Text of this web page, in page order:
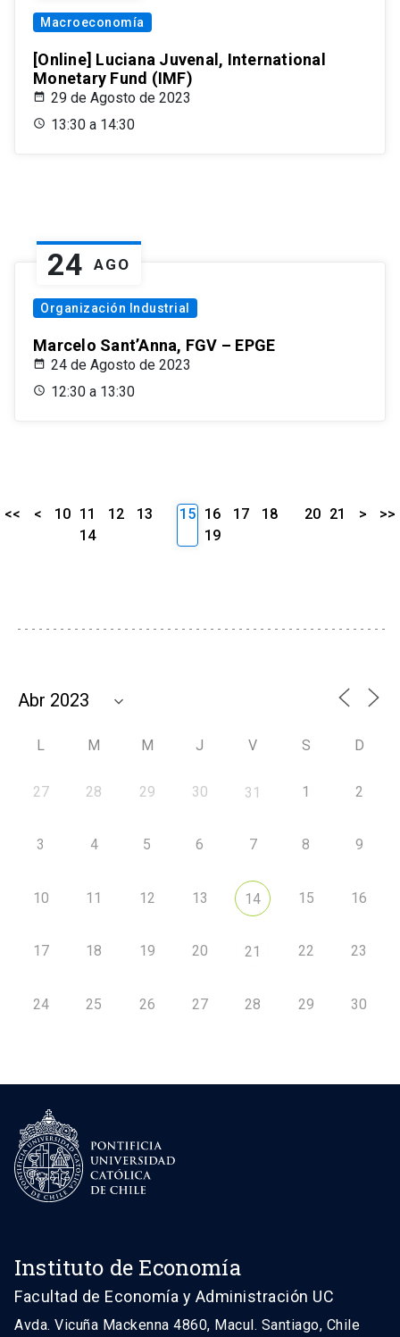
Macroeconomía
[Online] Luciana Juvenal, International
Monetary Fund (IMF)
29 de Agosto de 2023
13:30 a 14:30
24 AGO
Organización Industrial
Marcelo Sant’Anna, FGV – EPGE
24 de Agosto de 2023
12:30 a 13:30
<< < 10 11 12
13
14
15 16 17
18
19
20 21 > >>
L M M J V S D
27 28 29 30 31 1 2
3 4 5 6 7 8 9
10 11 12 13 14 15 16
17 18 19 20 21 22 23
24 25 26 27 28 29 30
Instituto de Economía
Facultad de Economía y Administración UC
Avda. Vicuña Mackenna 4860, Macul. Santiago, Chile